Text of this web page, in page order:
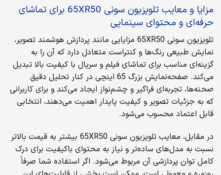
مزایا و معایب تلویزیون سونی 65XR50 برای تماشای
حرفه‌ای و محتوای سینمایی
تلویزیون سونی 65XR50 مزایایی مانند پردازش هوشمند تصویر،
نمایش طبیعی رنگ‌ها و کنتراست متعادل دارد که آن را به
گزینه‌ای مناسب برای تماشای فیلم و سریال با کیفیت بالا تبدیل
می‌کند. صفحه‌نمایش بزرگ 65 اینچی در کنار تحلیل دقیق
صحنه‌ها، تجربه‌ای فراگیر و چشم‌نواز ایجاد می‌کند و برای کاربرانی
که به جزئیات تصویر و کیفیت پایدار اهمیت می‌دهند، انتخابی
قابل اعتماد محسوب می‌شود.
در مقابل، معایب تلویزیون سونی 65XR50 بیشتر به قیمت بالاتر
نسبت به مدل‌های ساده‌تر و نیاز به محتوای باکیفیت برای درک
کامل توان پردازشی آن مربوط می‌شود. اگر استفاده شما صرفاً